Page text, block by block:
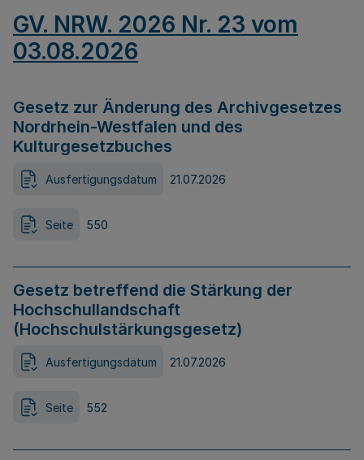
GV. NRW. 2026 Nr. 23 vom
03.08.2026
Gesetz zur Änderung des Archivgesetzes
Nordrhein-Westfalen und des
Kulturgesetzbuches
Ausfertigungsdatum 21.07.2026
Seite 550
Gesetz betreffend die Stärkung der
Hochschullandschaft
(Hochschulstärkungsgesetz)
Ausfertigungsdatum 21.07.2026
Seite 552